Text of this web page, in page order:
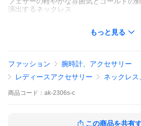
演出するネックレス
材質：K18ゴールド※ニッケル不使用
◆チェーン
カットあずき太さ0.6mm
材質：K18ゴールド※ニッケル不使用
金具：引き輪 / 板ダルマ
長さ(金具含む)：40cm/45cm/50cm
延長アジャスター(有料)
もっと見る
ファッション
腕時計、アクセサリー
レディースアクセサリー
ネックレス
商品 コード： ak-2306s-c
この商品を共有